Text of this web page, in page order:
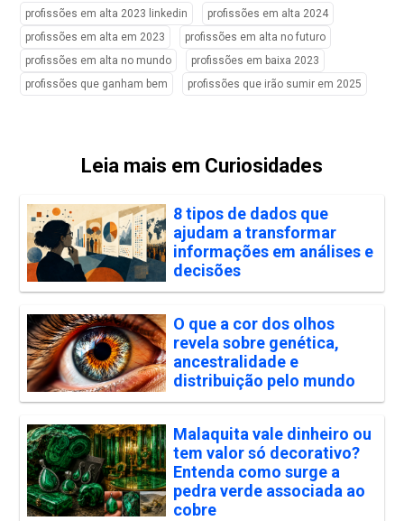
profissões em alta 2023 linkedin
profissões em alta 2024
profissões em alta em 2023
profissões em alta no futuro
profissões em alta no mundo
profissões em baixa 2023
profissões que ganham bem
profissões que irão sumir em 2025
Leia mais em Curiosidades
8 tipos de dados que
ajudam a transformar
informações em análises e
decisões
O que a cor dos olhos
revela sobre genética,
ancestralidade e
distribuição pelo mundo
Malaquita vale dinheiro ou
tem valor só decorativo?
Entenda como surge a
pedra verde associada ao
cobre